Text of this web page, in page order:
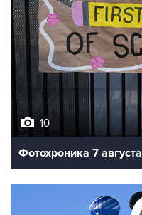
10
Фотохроника 7 августа